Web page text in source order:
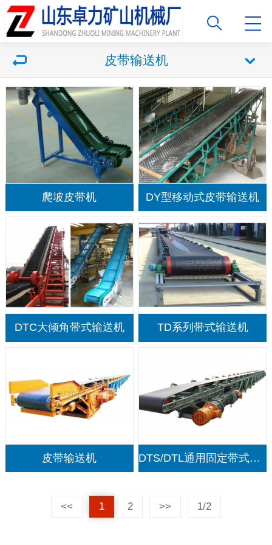
皮带输送机
爬坡皮带机 DY型移动式皮带输送机
DTC大倾角带式输送机 TD系列带式输送机
皮带输送机 DTS/DTL通用固定带式输送机
<< 1 2 >> 1/2